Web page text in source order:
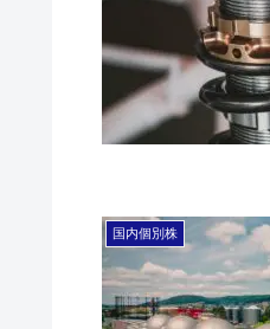
国内個別株